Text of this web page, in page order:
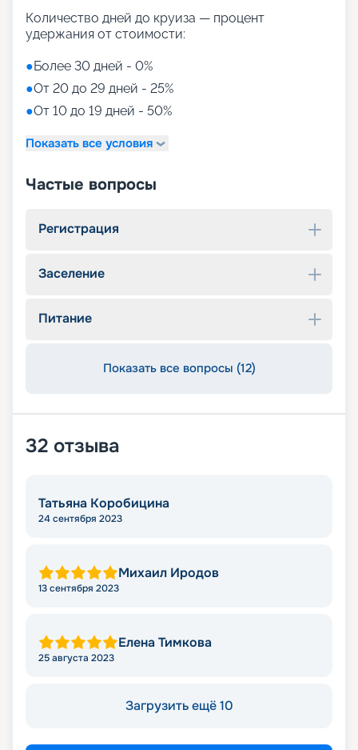
Количество дней до круиза — процент
удержания от стоимости:
●Более 30 дней - 0%
●От 20 до 29 дней - 25%
●От 10 до 19 дней - 50%
Показать все условия
Частые вопросы
Регистрация
Заселение
Питание
Показать все вопросы (12)
32 отзыва
Татьяна Коробицина
24 сентября 2023
Михаил Иродов
13 сентября 2023
Елена Тимкова
25 августа 2023
Загрузить ещё 10